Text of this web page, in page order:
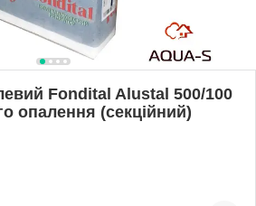
Fondital Alustal 500/100
опалення (секційний)